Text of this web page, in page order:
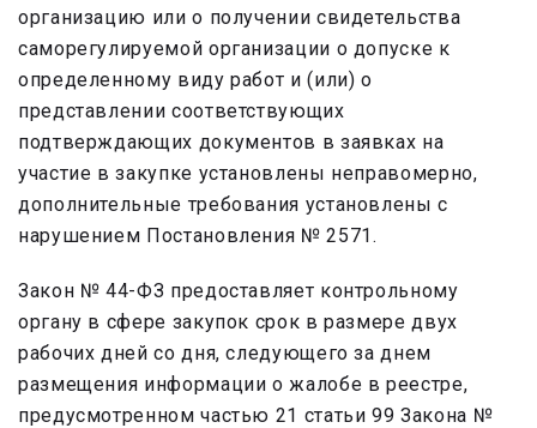
организацию или о получении свидетельства
саморегулируемой организации о допуске к
определенному виду работ и (или) о
представлении соответствующих
подтверждающих документов в заявках на
участие в закупке установлены неправомерно,
дополнительные требования установлены с
нарушением Постановления № 2571.
Закон № 44-ФЗ предоставляет контрольному
органу в сфере закупок срок в размере двух
рабочих дней со дня, следующего за днем
размещения информации о жалобе в реестре,
предусмотренном частью 21 статьи 99 Закона №